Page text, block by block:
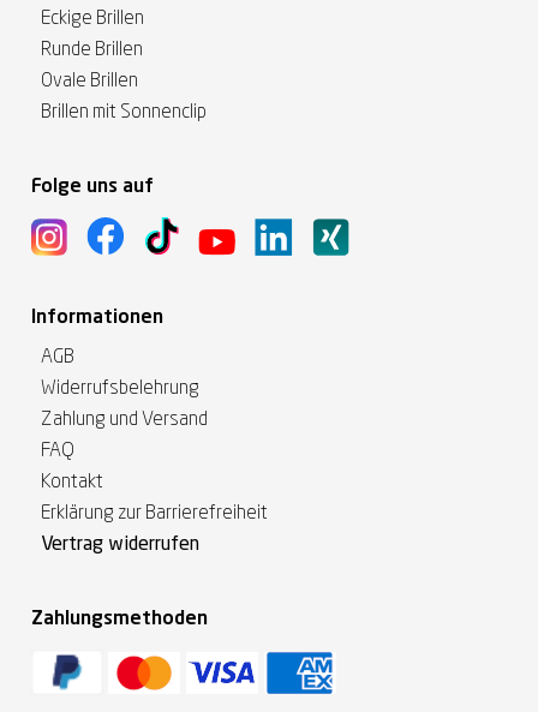
Eckige Brillen
Runde Brillen
Ovale Brillen
Brillen mit Sonnenclip
Folge uns auf
Informationen
AGB
Widerrufsbelehrung
Zahlung und Versand
FAQ
Kontakt
Erklärung zur Barrierefreiheit
Vertrag widerrufen
Zahlungsmethoden